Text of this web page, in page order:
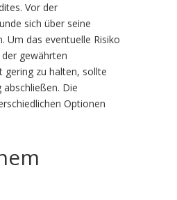
Vor der
sich über seine
Um das eventuelle Risiko
gewährten
gering zu halten, sollte
Die
Optionen